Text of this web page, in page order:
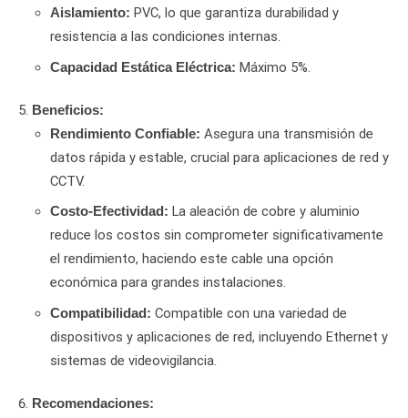
Aislamiento: PVC, lo que garantiza durabilidad y
resistencia a las condiciones internas.
Capacidad Estática Eléctrica: Máximo 5%.
Beneficios:
Rendimiento Confiable: Asegura una transmisión de
datos rápida y estable, crucial para aplicaciones de red y
CCTV.
Costo-Efectividad: La aleación de cobre y aluminio
reduce los costos sin comprometer significativamente
el rendimiento, haciendo este cable una opción
económica para grandes instalaciones.
Compatibilidad: Compatible con una variedad de
dispositivos y aplicaciones de red, incluyendo Ethernet y
sistemas de videovigilancia.
Recomendaciones: